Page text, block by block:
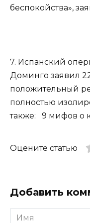
беспокойства»,
7. Испанский
Доминго заявил
положительный
полностью
также: 9 мифов о
Оцените статью
Добавить
Имя